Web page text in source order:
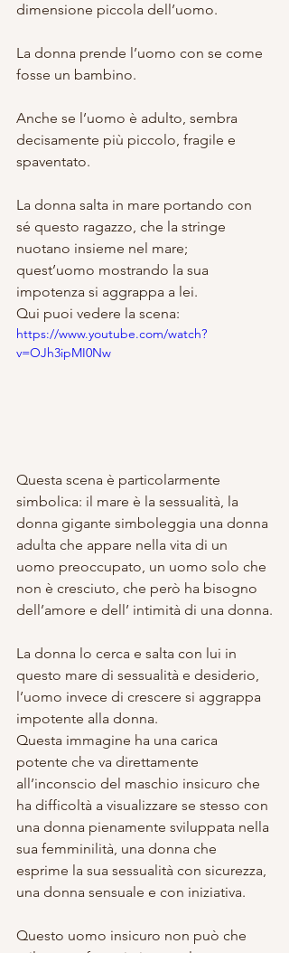
dimensione piccola dell’uomo.
La donna prende l’uomo con se come
fosse un bambino.
Anche se l’uomo è adulto, sembra
decisamente più piccolo, fragile e
spaventato.
La donna salta in mare portando con
sé questo ragazzo, che la stringe
nuotano insieme nel mare;
quest’uomo mostrando la sua
impotenza si aggrappa a lei.
Qui puoi vedere la scena:
https://www.youtube.com/watch?
v=OJh3ipMI0Nw
Questa scena è particolarmente
simbolica: il mare è la sessualità, la
donna gigante simboleggia una donna
adulta che appare nella vita di un
uomo preoccupato, un uomo solo che
non è cresciuto, che però ha bisogno
dell’amore e dell’ intimità di una donna.
La donna lo cerca e salta con lui in
questo mare di sessualità e desiderio,
l’uomo invece di crescere si aggrappa
impotente alla donna.
Questa immagine ha una carica
potente che va direttamente
all’inconscio del maschio insicuro che
ha difficoltà a visualizzare se stesso con
una donna pienamente sviluppata nella
sua femminilità, una donna che
esprime la sua sessualità con sicurezza,
una donna sensuale e con iniziativa.
Questo uomo insicuro non può che